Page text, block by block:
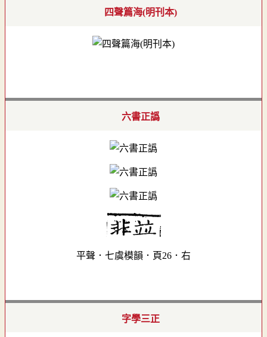
四聲篇海(明刊本)
六書正譌
平聲．七虞模韻．頁26．右
字學三正